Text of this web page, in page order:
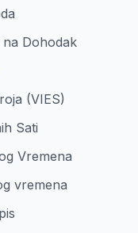
Dohodak
(VIES)
Sati
Vremena
vremena